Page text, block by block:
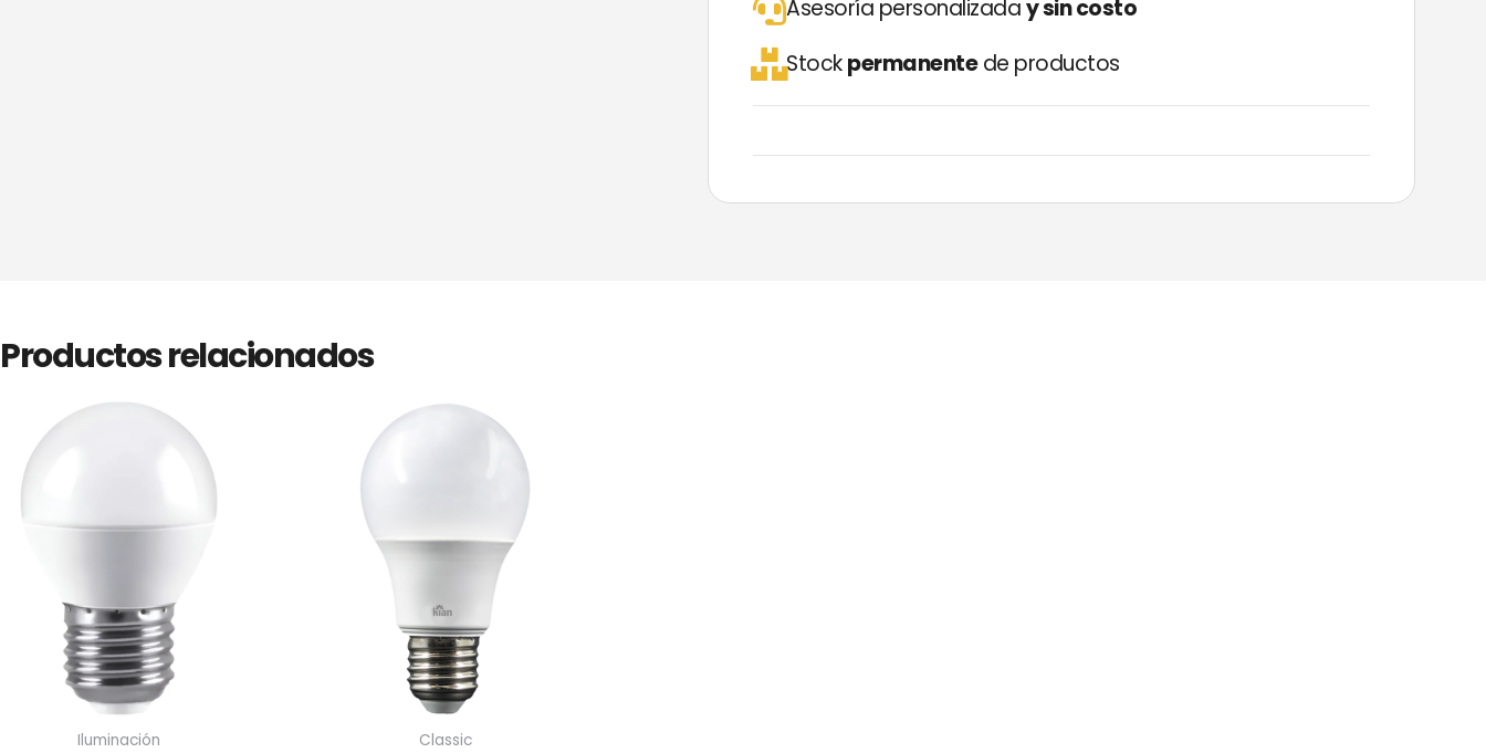
Asesoría personalizaday sin costo
Stockpermanentede productos
Productos relacionados
Iluminación Classic